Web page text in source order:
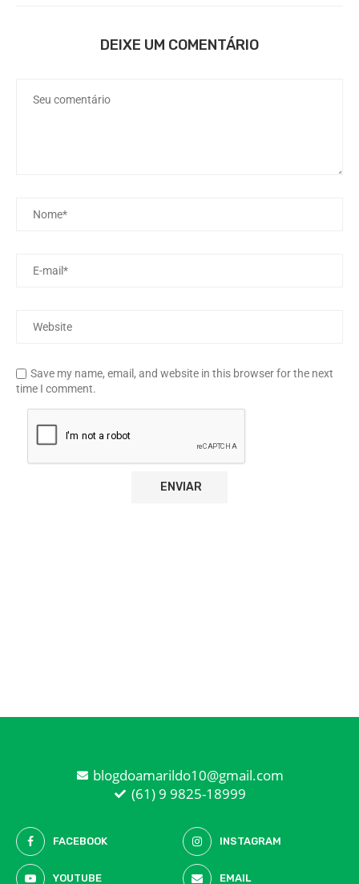
DEIXE UM COMENTÁRIO
Save my name, email, and website in this browser for the next
time I comment.
blogdoamarildo10@gmail.com
(61) 9 9825-18999
FACEBOOK INSTAGRAM
YOUTUBE EMAIL